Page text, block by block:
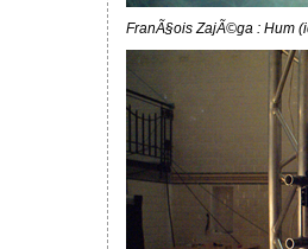
FranÃ§ois ZajÃ©ga : Hum